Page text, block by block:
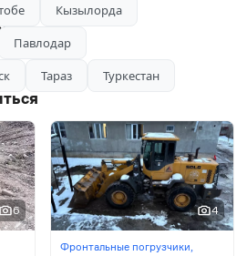
6 4
Фронтальные погрузчики,
Кызылорда
Павлодар
Тараз Туркестан